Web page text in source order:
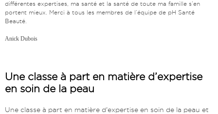
différentes expertises, ma santé et la santé de toute ma famille s’en
portent mieux. Merci à tous les membres de l’équipe de pH Santé
Beauté.
Anick Dubois
Une classe à part en matière d’expertise
en soin de la peau
Une classe à part en matière d'expertise en soin de la peau et